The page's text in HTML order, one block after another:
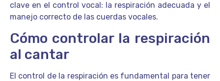
clave en el control vocal: la respiración adecuada y el
manejo correcto de las cuerdas vocales.
Cómo controlar la respiración
al cantar
El control de la respiración es fundamental para tener